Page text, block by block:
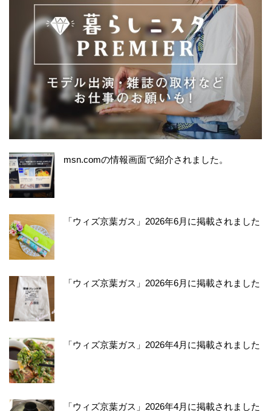
msn.comの情報画面で紹介されました。
「ウィズ京葉ガス」2026年6月に掲載されました
「ウィズ京葉ガス」2026年6月に掲載されました
「ウィズ京葉ガス」2026年4月に掲載されました
「ウィズ京葉ガス」2026年4月に掲載されました